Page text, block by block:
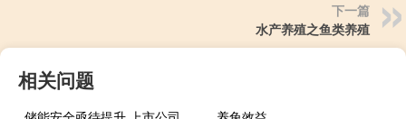
下一篇
水产养殖之鱼类养殖
相关问题